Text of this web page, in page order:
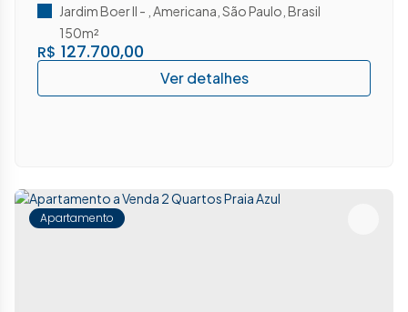
R$ 127.700,00
Jardim Boer II Americana São Paulo Brasil
150m²
Apartamento